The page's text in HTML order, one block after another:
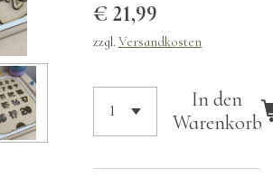
€ 21,99
zzgl. Versandkosten
In den
Warenkorb